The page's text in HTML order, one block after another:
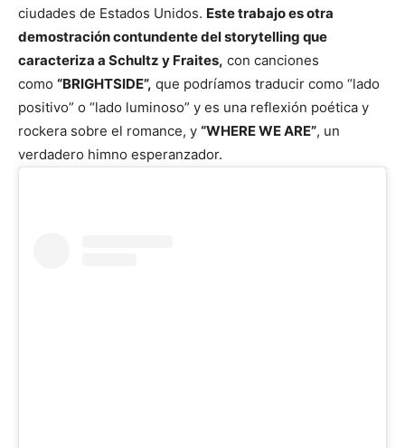
ciudades de Estados Unidos. Este trabajo es otra
demostración contundente del storytelling que
caracteriza a Schultz y Fraites, con canciones
como “BRIGHTSIDE”, que podríamos traducir como “lado
positivo” o “lado luminoso” y es una reflexión poética y
rockera sobre el romance, y “WHERE WE ARE”, un
verdadero himno esperanzador.